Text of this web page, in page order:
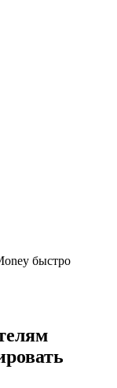
быстро